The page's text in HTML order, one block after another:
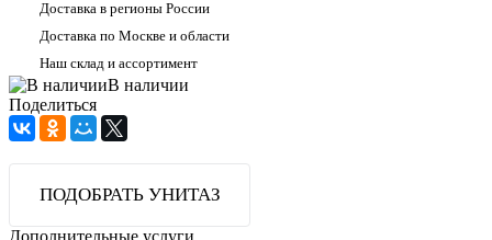
Доставка в регионы России
Доставка по Москве и области
Наш склад и ассортимент
В наличии
Поделиться
ПОДОБРАТЬ УНИТАЗ
Дополнительные услуги